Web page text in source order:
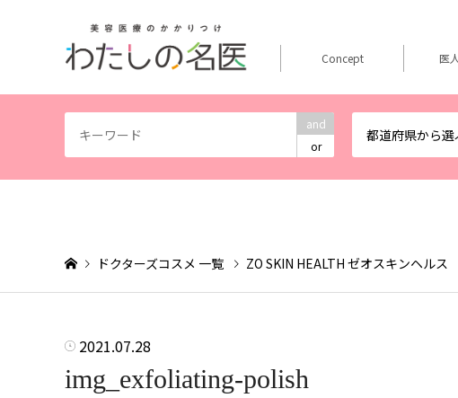
and
or
都道府県から選
Concept 医
ドクターズコスメ 一覧 ZO SKIN HEALTH ゼオスキンヘルス
2021.07.28
img_exfoliating-polish